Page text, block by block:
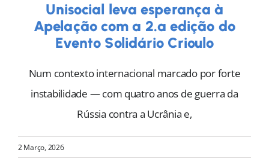
Unisocial leva esperança à
Apelação com a 2.ª edição do
Evento Solidário Crioulo
Num contexto internacional marcado por forte
instabilidade — com quatro anos de guerra da
Rússia contra a Ucrânia e,
2 Março, 2026